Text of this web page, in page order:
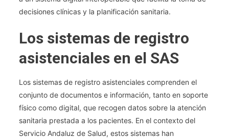
Problemas
Éticos
Jurídicos
La
Y
Manejo
De
La
Historia
decisiones clínicas y la planificación sanitaria.
Los sistemas de registro
asistenciales en el SAS
Los sistemas de registro asistenciales comprenden el
conjunto de documentos e información, tanto en soporte
físico como digital, que recogen datos sobre la atención
sanitaria prestada a los pacientes. En el contexto del
Servicio Andaluz de Salud, estos sistemas han